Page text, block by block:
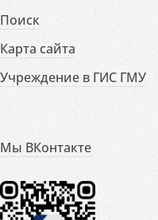
Поиск
Карта сайта
Учреждение в ГИС ГМУ
Мы ВКонтакте